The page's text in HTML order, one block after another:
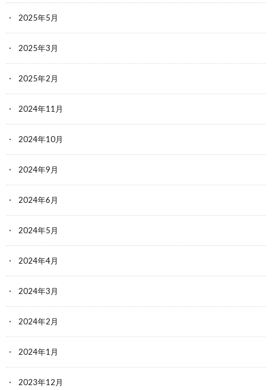
2025年5月
2025年3月
2025年2月
2024年11月
2024年10月
2024年9月
2024年6月
2024年5月
2024年4月
2024年3月
2024年2月
2024年1月
2023年12月